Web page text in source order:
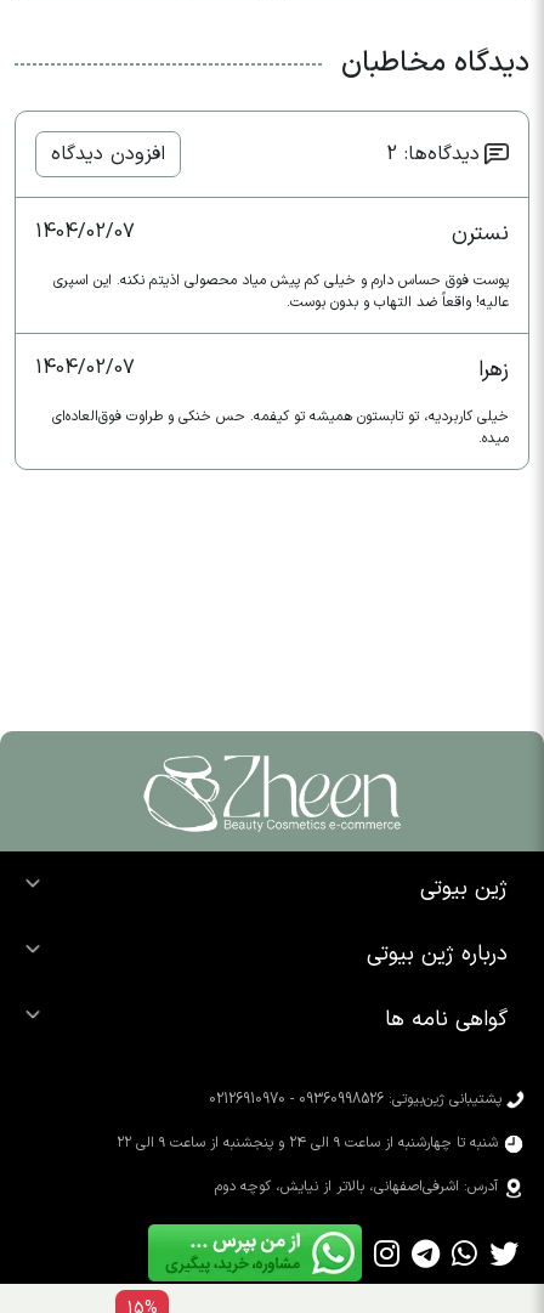
دیدگاه مخاطبان
دیدگاه‌ها: 2 افزودن دیدگاه
نسترن 1404/02/07
پوست فوق حساس دارم و خیلی کم پیش میاد محصولی اذیتم نکنه. این اسپری
عالیه! واقعاً ضد التهاب و بدون بوست.
زهرا 1404/02/07
خیلی کاربردیه، تو تابستون همیشه تو کیفمه. حس خنکی و طراوت فوق‌العاده‌ای
میده.
ژین بیوتی
خرید شوینده صورت
خرید رژ لب
درباره ژین بیوتی
تماس با ما
محصولات سیمپل
گواهی نامه ها
پشتیبانی ژین‌بیوتی: 09360998526 - 02126910970
شنبه تا چهارشنبه از ساعت ۹ الی ۲۴ و پنجشنبه از ساعت ۹ الی ۲۲
آدرس: اشرفی‌اصفهانی، بالاتر از نیایش، کوچه دوم